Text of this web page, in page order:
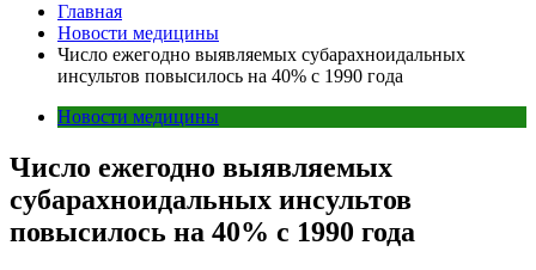
Главная
Новости медицины
Число ежегодно выявляемых субарахноидальных
инсультов повысилось на 40% с 1990 года
Новости медицины
Число ежегодно выявляемых
субарахноидальных инсультов
повысилось на 40% с 1990 года